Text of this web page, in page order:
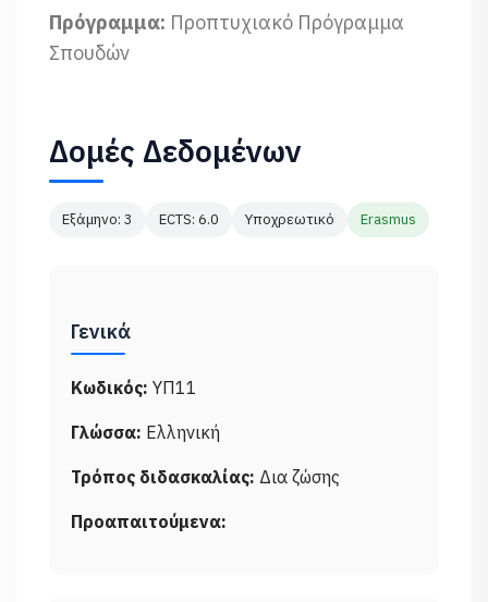
Πρόγραμμα: Προπτυχιακό Πρόγραμμα
Σπουδών
Δομές Δεδομένων
Εξάμηνο: 3 ECTS: 6.0 Υποχρεωτικό Erasmus
Γενικά
Κωδικός: ΥΠ11
Γλώσσα: Ελληνική
Τρόπος διδασκαλίας: Δια ζώσης
Προαπαιτούμενα: